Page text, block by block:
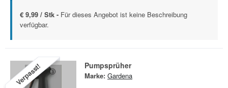
€ 9,99 / Stk - Für dieses Angebot ist keine Beschreibung
verfügbar.
Verpasst! Pumpsprüher
Marke: Gardena